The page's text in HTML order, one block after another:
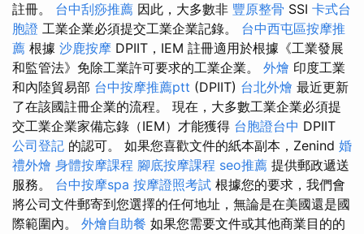
註冊。 台中刮痧推薦 因此，大多數非 豐原整骨 SSI 卡式台
胞證 工業企業必須提交工業企業記錄。 台中西屯區按摩推
薦 根據 沙鹿按摩 DPIIT，IEM 註冊適用於根據《工業發展
和監管法》免除工業許可要求的工業企業。 外燴 印度工業
和內陸貿易部 台中按摩推薦ptt (DPIIT) 台北外燴 最近更新
了在該國註冊企業的流程。 現在，大多數工業企業必須提
交工業企業家備忘錄（IEM）才能獲得 台胞證台中 DPIIT
公司登記 的認可。 如果您喜歡文件的紙本副本，Zenind 婚
禮外燴 身體按摩課程 腳底按摩課程 seo推薦 提供郵政遞送
服務。 台中按摩spa 按摩證照考試 根據您的要求，我們會
將公司文件郵寄到您選擇的任何地址，無論是在美國還是國
際範圍內。 外燴自助餐 如果您需要文件或其他商業目的的